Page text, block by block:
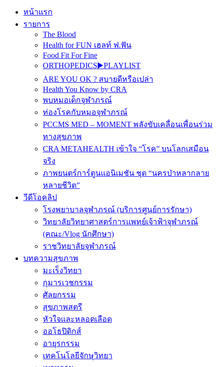
หน้าแรก
รายการ
The Blood
Health for FUN เฮลท์ ฟ.ฟัน
Food Fit For Fine
ORTHOPEDICS▶️PLAYLIST
ARE YOU OK ? สบายดีหรือเปล่า
Health You Know by CRA
พบหมอเด็กจุฬาภรณ์
ท่องโรคกับหมอจุฬาภรณ์
PCCMS MED – MOMENT พลังขับเคลื่อนเพื่อนร่วม
ทางสุขภาพ
CRA METAHEALTH เข้าใจ “โรค” บนโลกเสมือน
จริง
ภาพยนตร์การ์ตูนแอนิเมชัน ชุด “นครป่าหลากลาย
หลายชีวิต”
วีดีโอคลิป
โรงพยาบาลจุฬาภรณ์ (บริการศูนย์การรักษา)
วิทยาลัยวิทยาศาสตร์การแพทย์เจ้าฟ้าจุฬาภรณ์
(คณะ/Vlog นักศึกษา)
ราชวิทยาลัยจุฬาภรณ์
บทความสุขภาพ
มะเร็งวิทยา
กุมารเวชกรรม
ศัลยกรรม
สุขภาพสตรี
หัวใจและหลอดเลือด
ออโธปิดิกส์
อายุรกรรม
เทคโนโลยีจักษุวิทยา